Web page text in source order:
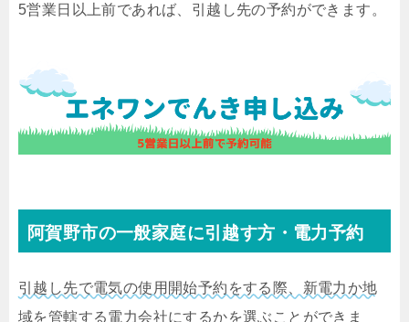
5営業日以上前であれば、引越し先の予約ができます。
阿賀野市の一般家庭に引越す方・電力予約
引越し先で電気の使用開始予約をする際、新電力か地
域を管轄する電力会社にするかを選ぶことができま